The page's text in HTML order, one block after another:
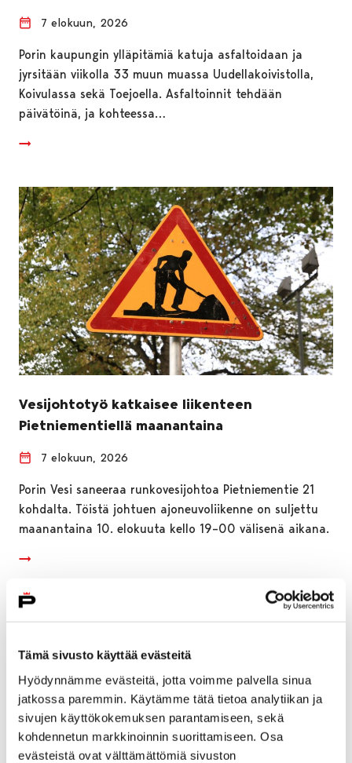
Tämä sivusto käyttää evästeitä
Hyödynnämme evästeitä, jotta voimme palvella sinua
jatkossa paremmin. Käytämme tätä tietoa analytiikan ja
sivujen käyttökokemuksen parantamiseen, sekä
kohdennetun markkinoinnin suorittamiseen. Osa
evästeistä ovat välttämättömiä sivuston
7 elokuun, 2026
Porin kaupungin ylläpitämiä katuja asfaltoidaan ja
jyrsitään viikolla 33 muun muassa Uudellakoivistolla,
Koivulassa sekä Toejoella. Asfaltoinnit tehdään
päivätöinä, ja kohteessa…
Vesijohtotyö katkaisee liikenteen
Pietniementiellä maanantaina
7 elokuun, 2026
Porin Vesi saneeraa runkovesijohtoa Pietniementie 21
kohdalta. Töistä johtuen ajoneuvoliikenne on suljettu
maanantaina 10. elokuuta kello 19–00 välisenä aikana.